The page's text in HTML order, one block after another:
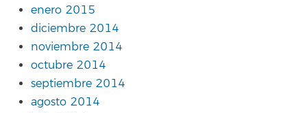
enero 2015
diciembre 2014
noviembre 2014
octubre 2014
septiembre 2014
agosto 2014